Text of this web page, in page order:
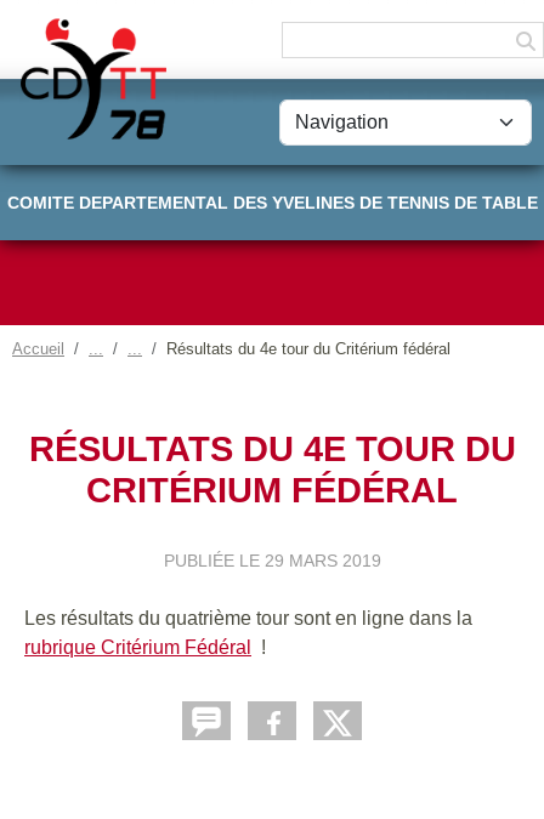
COMITE DEPARTEMENTAL DES YVELINES DE TENNIS DE TABLE
Accueil Résultats du 4e tour du Critérium fédéral
RÉSULTATS DU 4E TOUR DU
CRITÉRIUM FÉDÉRAL
PUBLIÉE LE 29 MARS 2019
Les résultats du quatrième tour sont en ligne dans la
rubrique Critérium Fédéral
!
Panneau de gestion des cookies